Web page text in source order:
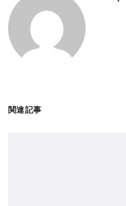
関連記事